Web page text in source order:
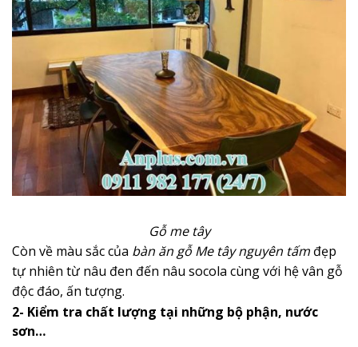
Gỗ me tây
Còn về màu sắc của bàn ăn gỗ Me tây nguyên tấm đẹp
tự nhiên từ nâu đen đến nâu socola cùng với hệ vân gỗ
độc đáo, ấn tượng.
2- Kiểm tra chất lượng tại những bộ phận, nước
sơn…